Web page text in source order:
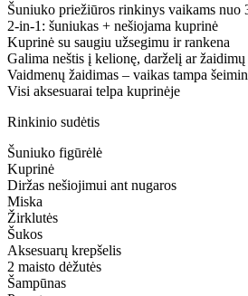
Šuniuko priežiūros rinkinys vaikams nuo
2‑in‑1: šuniukas + nešiojama kuprinė
Kuprinė su saugiu užsegimu ir rankena
Galima neštis į kelionę, darželį ar žaidimų
Vaidmenų žaidimas – vaikas tampa
Visi aksesuarai telpa kuprinėje
Rinkinio sudėtis
Šuniuko figūrėlė
Kuprinė
Diržas nešiojimui ant nugaros
Miska
Žirklutės
Šukos
Aksesuarų krepšelis
2 maisto dėžutės
Šampūnas